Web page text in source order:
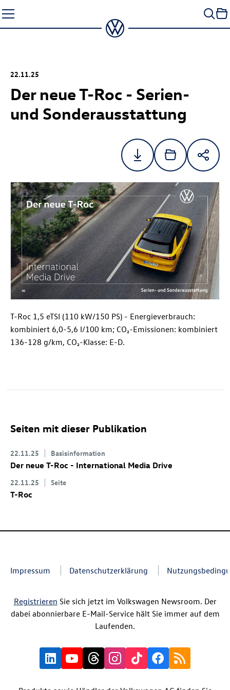
Seiteninhalt
springen
22.11.25
Der neueT-Roc - Serien-
und Sonderausstattung
T-Roc 1,5 eTSI (110 kW/150 PS) - Energieverbrauch:
kombiniert 6,0-5,6 l/100 km; CO₂-Emissionen: kombiniert
136-128 g/km, CO₂-Klasse: E-D.
Seiten mit dieser Publikation
22.11.25 Basisinformation
Der neue T-Roc - International Media Drive
22.11.25 Seite
T-Roc
Impressum Datenschutzerklärung
Registrieren Sie sich jetzt im Volkswagen Newsroom. Der
dabei abonnierbare E-Mail-Service hält Sie immer auf dem
Laufenden.